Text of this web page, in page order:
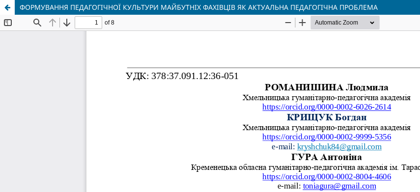
ФОРМУВАННЯ ПЕДАГОГІЧНОЇ КУЛЬТУРИ МАЙБУТНІХ ФАХІВЦІВ ЯК АКТУАЛЬНА ПЕДАГОГІЧНА ПРОБЛЕМА